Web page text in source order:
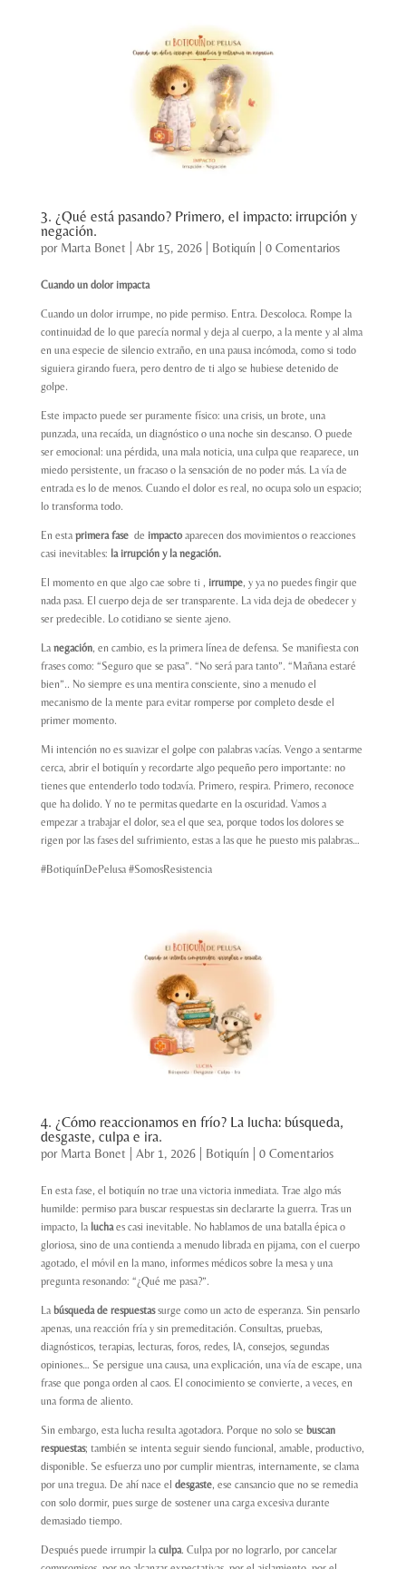
3. ¿Qué está pasando? Primero, el impacto: irrupción y
negación.
por Marta Bonet Abr 15, 2026| Botiquín 0 Comentarios
Cuando un dolor impacta
Cuando un dolor irrumpe, no pide permiso. Entra. Descoloca. Rompe la
continuidad de lo que parecía normal y deja al cuerpo, a la mente y al alma
en una especie de silencio extraño, en una pausa incómoda, como si todo
siguiera girando fuera, pero dentro de ti algo se hubiese detenido de
golpe.
Este impacto puede ser puramente físico: una crisis, un brote, una
punzada, una recaída, un diagnóstico o una noche sin descanso. O puede
ser emocional: una pérdida, una mala noticia, una culpa que reaparece, un
miedo persistente, un fracaso o la sensación de no poder más. La vía de
entrada es lo de menos. Cuando el dolor es real, no ocupa solo un espacio;
lo transforma todo.
En esta primera fasede impactoaparecen dos movimientos o reacciones
casi inevitables: la irrupción y la negación.
El momento en que algo cae sobre ti , irrumpe, y ya no puedes fingir que
nada pasa. El cuerpo deja de ser transparente. La vida deja de obedecer y
ser predecible. Lo cotidiano se siente ajeno.
La negación, en cambio, es la primera línea de defensa. Se manifiesta con
frases como: “Seguro que se pasa”. “No será para tanto”. “Mañana estaré
bien”.. No siempre es una mentira consciente, sino a menudo el
mecanismo de la mente para evitar romperse por completo desde el
primer momento.
Mi intención no es suavizar el golpe con palabras vacías. Vengo a sentarme
cerca, abrir el botiquín y recordarte algo pequeño pero importante: no
tienes que entenderlo todo todavía. Primero, respira. Primero, reconoce
que ha dolido. Y no te permitas quedarte en la oscuridad. Vamos a
empezar a trabajar el dolor, sea el que sea, porque todos los dolores se
rigen por las fases del sufrimiento, estas a las que he puesto mis palabras…
#BotiquínDePelusa #SomosResistencia
4. ¿Cómo reaccionamos en frío? La lucha: búsqueda,
desgaste, culpa e ira.
por Marta Bonet Abr 1, 2026| Botiquín 0 Comentarios
En esta fase, el botiquín no trae una victoria inmediata. Trae algo más
humilde: permiso para buscar respuestas sin declararte la guerra. Tras un
impacto, la luchaes casi inevitable. No hablamos de una batalla épica o
gloriosa, sino de una contienda a menudo librada en pijama, con el cuerpo
agotado, el móvil en la mano, informes médicos sobre la mesa y una
pregunta resonando: “¿Qué me pasa?”.
La búsqueda de respuestassurge como un acto de esperanza. Sin pensarlo
apenas, una reacción fría y sin premeditación. Consultas, pruebas,
diagnósticos, terapias, lecturas, foros, redes, IA, consejos, segundas
opiniones… Se persigue una causa, una explicación, una vía de escape, una
frase que ponga orden al caos. El conocimiento se convierte, a veces, en
una forma de aliento.
Sin embargo, esta lucha resulta agotadora. Porque no solo se buscan
respuestas; también se intenta seguir siendo funcional, amable, productivo,
disponible. Se esfuerza uno por cumplir mientras, internamente, se clama
por una tregua. De ahí nace el desgaste, ese cansancio que no se remedia
con solo dormir, pues surge de sostener una carga excesiva durante
demasiado tiempo.
Después puede irrumpir la culpa. Culpa por no lograrlo, por cancelar